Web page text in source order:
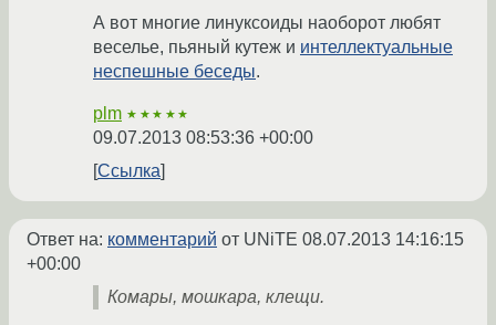
А вот многие линуксоиды наоборот любят
веселье, пьяный кутеж и интеллектуальные
неспешные беседы.
plm ★★★★★
09.07.2013 08:53:36 +00:00
Ссылка
Ответ на: комментарий от UNiTE 08.07.2013 14:16:15
+00:00
Комары, мошкара, клещи.